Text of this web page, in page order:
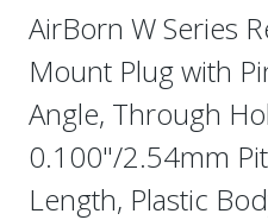
AirBorn W Series
Mount Plug with
Angle, Through
0.100"/2.54mm
Length, Plastic